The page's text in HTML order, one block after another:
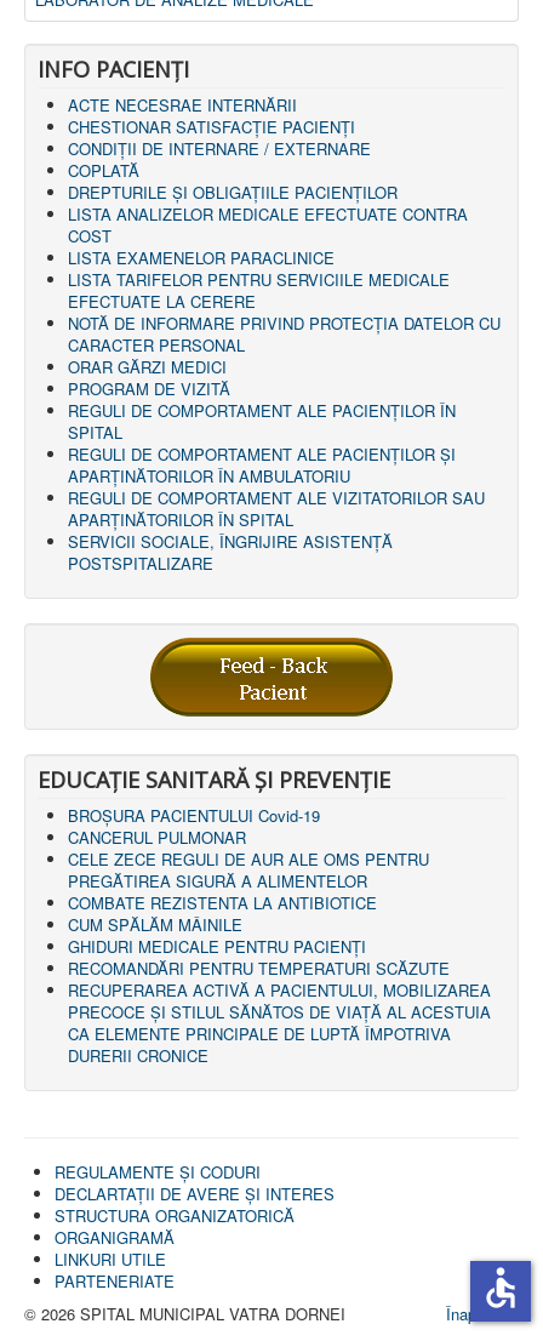
LABORATOARE
LABORATOR DE ANALIZE MEDICALE
LABORATOR DE RADIOLOGIE ŞI IMAGISTICĂ
MEDICALĂ
BLOC STERILIZARE
APARAT FUNCŢIONAL
DISPENSAR DE PNEUMOFTIZIOLOGIE (TBC)
AMBULATORIU INTEGRAT
CABINET PNEUMOLGIE
AMBULATOR BOLI INFECŢIOASE
AMBULATOR OBSTETRICĂ GINECOLOGIE
AMBULATOR CHIRURGIE
AMBULATOR ORTOPEDIE ȘI TRAUMATOLOGIE
AMBULATOR MEDICINĂ INTERNĂ
AMBULATOR NEUROLOGIE
AMBULATOR PEDIATRIE
AMBULATOR ÎNGRIJIRI PALIATIVE
MANAGEMENT
PROIECT DE MANAGEMENT 2026
PLAN STRATEGIC 2021 - 2025
PROIECT DE MANAGEMENT 2021
PROIECT DE MANAGEMENT 2017
CONSILIUL DE ADMINISTRAŢIE
COMITET DIRECTOR
DECLARATIE MANAGER PRIVIND IMPLEMENTAREA
SISTEMULUI DE CALITATE 2019
PLAN MANAGEMENT
INTEGRITATE
ADMINISTRATIV
RESURSE UMANE
INFORMAŢII
PROGRAM VOLUNTARIAT
JURIDIC
LEGISLAȚIE
ECONOMIC
ACHIZIŢII PUBLICE
BUGET
CONTRACTE C.A.S.
CONTRACTE PROGRAME NAȚIONALE
CHELTUIELI
CONSILIU DE ETICĂ
CONTACT
INFORMAŢII CONTACT
RUTE ACCES
RELAȚIA CU MASS-MEDIA
COMUNICATE
HARTĂ SITE
PROGRAMARE ONLINE
INFO PACIENŢI
ACTE NECESRAE INTERNĂRII
CHESTIONAR SATISFACŢIE PACIENŢI
CONDIȚII DE INTERNARE / EXTERNARE
COPLATĂ
DREPTURILE ŞI OBLIGAŢIILE PACIENȚILOR
LISTA ANALIZELOR MEDICALE EFECTUATE CONTRA
COST
LISTA EXAMENELOR PARACLINICE
LISTA TARIFELOR PENTRU SERVICIILE MEDICALE
EFECTUATE LA CERERE
NOTĂ DE INFORMARE PRIVIND PROTECŢIA DATELOR CU
CARACTER PERSONAL
ORAR GĂRZI MEDICI
PROGRAM DE VIZITĂ
REGULI DE COMPORTAMENT ALE PACIENȚILOR ÎN
SPITAL
REGULI DE COMPORTAMENT ALE PACIENȚILOR ȘI
APARȚINĂTORILOR ÎN AMBULATORIU
REGULI DE COMPORTAMENT ALE VIZITATORILOR SAU
APARȚINĂTORILOR ÎN SPITAL
SERVICII SOCIALE, ÎNGRIJIRE ASISTENŢĂ
POSTSPITALIZARE
EDUCAȚIE SANITARĂ ȘI PREVENȚIE
BROȘURA PACIENTULUI Covid-19
CANCERUL PULMONAR
CELE ZECE REGULI DE AUR ALE OMS PENTRU
PREGĂTIREA SIGURĂ A ALIMENTELOR
COMBATE REZISTENTA LA ANTIBIOTICE
CUM SPĂLĂM MÂINILE
GHIDURI MEDICALE PENTRU PACIENȚI
RECOMANDĂRI PENTRU TEMPERATURI SCĂZUTE
RECUPERAREA ACTIVĂ A PACIENTULUI, MOBILIZAREA
PRECOCE ȘI STILUL SĂNĂTOS DE VIAȚĂ AL ACESTUIA
CA ELEMENTE PRINCIPALE DE LUPTĂ ÎMPOTRIVA
DURERII CRONICE
REGULAMENTE ŞI CODURI
DECLARTAŢII DE AVERE ȘI INTERES
STRUCTURA ORGANIZATORICĂ
ORGANIGRAMĂ
LINKURI UTILE
PARTENERIATE
Înapoi sus
© 2026 SPITAL MUNICIPAL VATRA DORNEI
accessible